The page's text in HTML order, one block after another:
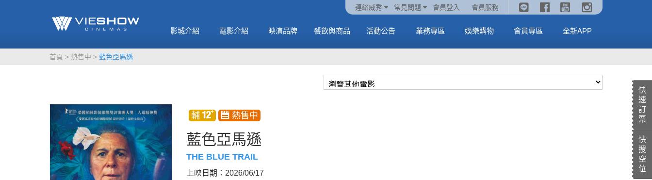
連絡威秀 常見問題 會員登入 會員服務
影城介紹 電影介紹
MORE MORE
火熱預售中《橡樹街
末日》
MORE
火熱預售中《汪汪隊立大功：恐龍大電影》
映演品牌 餐飲與商品
MORE MORE
🥤威秀獨家電影套餐
🥤全台熱賣中
MORE
《劇場版吉伊卡哇》🥤威秀獨家電影套餐🥤
全台熱賣中
MORE
活動公告 業務專區 娛樂購物 會員專區 全新APP
快
速
訂
票
快
搜
空
位
首頁 熱售中 藍色亞馬遜
藍色亞馬遜
THE BLUE TRAIL
上映日期：2026/06/17